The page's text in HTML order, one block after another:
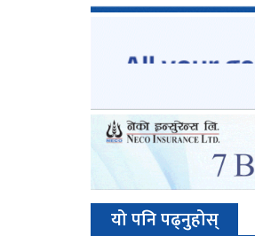
यो पनि पढ्नुहोस्